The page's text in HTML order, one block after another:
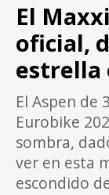
El
oficial,
estrella
El Aspen de
Eurobike
sombra,
ver en esta
escondido